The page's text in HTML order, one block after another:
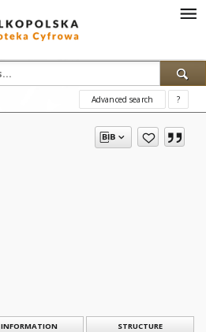
Advanced search ?
INFORMATION STRUCTURE